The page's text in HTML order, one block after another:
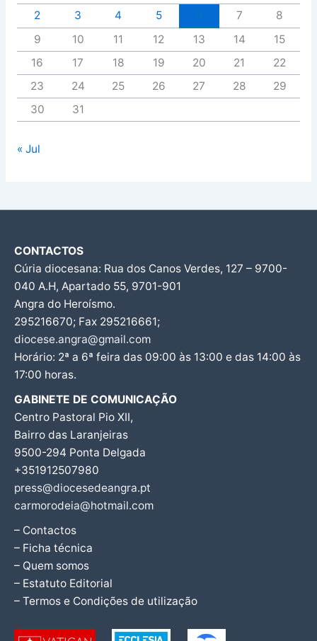
2
3 4 5 7
8
9
10 11 12 13 14
15
16
17 18 19 20 21
22
23
24 25 26 27 28
29
30
31
« Jul
CONTACTOS
Cúria diocesana: Rua dos Canos Verdes, 127 – 9700-
040 A.H, Apartado 55, 9701-901
Angra do Heroísmo.
295216670; Fax 295216661;
diocese.angra@gmail.com
Horário: 2ª a 6ª feira das 09:00 às 13:00 e das 14:00 às
17:00 horas.
GABINETE DE COMUNICAÇÃO
Centro Pastoral Pio XII,
Bairro das Laranjeiras
9500-294 Ponta Delgada
+351912507980
press@diocesedeangra.pt
carmorodeia@hotmail.com
– Contactos
– Ficha técnica
– Quem somos
– Estatuto Editorial
– Termos e Condições de utilização